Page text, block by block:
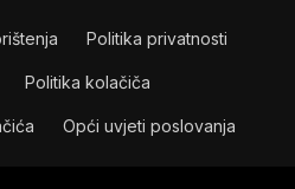
Politika privatnosti
Politika kolačiča
Opći uvjeti poslovanja